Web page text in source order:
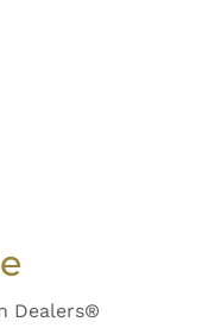
Dealers®